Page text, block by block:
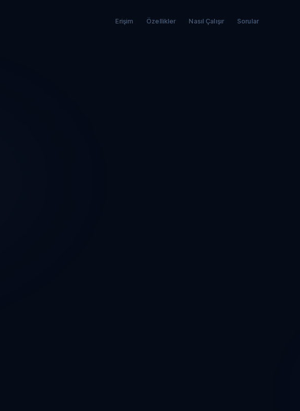
Erişim Özellikler Nasıl Çalışır Sorular